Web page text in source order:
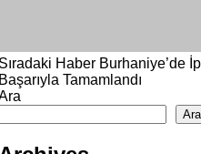
Haber Burhaniye’de
Tamamlandı
Ara